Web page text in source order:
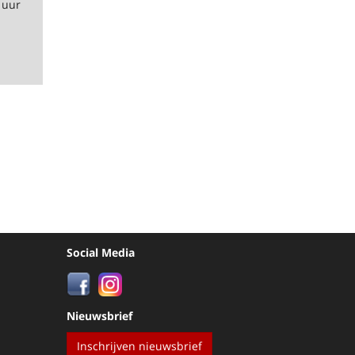
uur
Social Media
Nieuwsbrief
Inschrijven nieuwsbrief